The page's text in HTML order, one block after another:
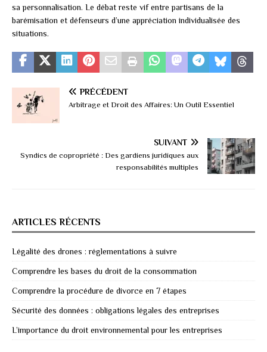
sa personnalisation. Le débat reste vif entre partisans de la
barémisation et défenseurs d’une appréciation individualisée des
situations.
PRÉCÉDENT
Arbitrage et Droit des Affaires: Un Outil Essentiel
SUIVANT
Syndics de copropriété : Des gardiens juridiques aux
responsabilités multiples
ARTICLES RÉCENTS
Légalité des drones : réglementations à suivre
Comprendre les bases du droit de la consommation
Comprendre la procédure de divorce en 7 étapes
Sécurité des données : obligations légales des entreprises
L’importance du droit environnemental pour les entreprises